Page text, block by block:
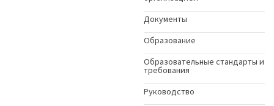
Документы
Образование
Образовательные стандарты и
требования
Руководство